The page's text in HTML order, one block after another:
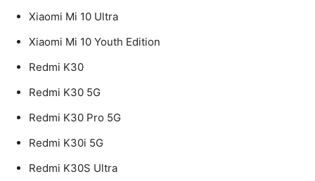
Xiaomi Mi 10 Ultra
Xiaomi Mi 10 Youth Edition
Redmi K30
Redmi K30 5G
Redmi K30 Pro 5G
Redmi K30i 5G
Redmi K30S Ultra